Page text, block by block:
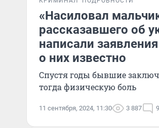
«Насиловал
рассказавшего об
написали
о них известно
Спустя годы бывшие
тогда физическую боль
11 сентября, 2024, 11:30 3 887 9